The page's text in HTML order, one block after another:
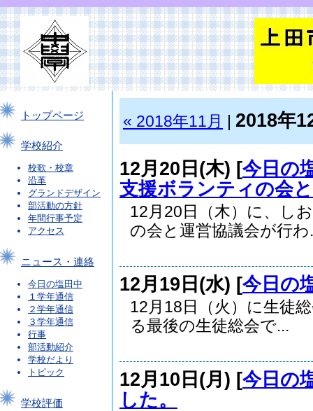
トップページ
学校紹介
校歌・校章
沿革
グランドデザイン
部活動の方針
年間行事予定
アクセス
ニュース・連絡
今日の塩田中
１学年通信
２学年通信
３学年通信
行事
部活動紹介
学校だより
トピック
学校評価
« 2018年11月 2018年
12月20日(木) [今日の
支援ボランティの会
12月20日（木）に、し
の会と運営協議会が行わ
12月19日(水) [今日の
12月18日（火）に生徒
る最後の生徒総会で...
12月10日(月) [今日の
した。